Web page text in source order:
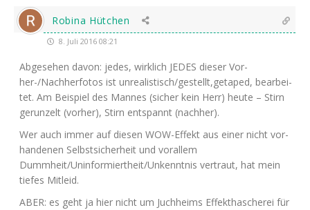
Robina Hütchen
8. Juli 2016 08:21
Abge­se­hen davon: jedes, wirk­lich JEDES die­ser Vor­
her-/Nachher­fo­tos ist unrealistisch/gestellt,getaped, bear­bei­
tet. Am Bei­spiel des Man­nes (sicher kein Herr) heu­te – Stirn
gerun­zelt (vor­her), Stirn ent­spannt (nach­her).
Wer auch immer auf die­sen WOW-Effekt aus einer nicht vor­
han­de­nen Selbst­si­cher­heit und vor­al­lem
Dummheit/Uninformiertheit/Unkenntnis ver­traut, hat mein
tie­fes Mitleid.
ABER: es geht ja hier nicht um Juch­heims Effekt­ha­sche­rei für